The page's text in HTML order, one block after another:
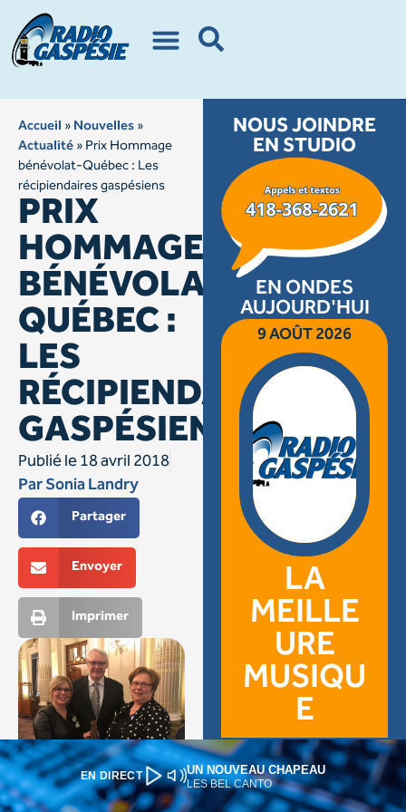
EN DIRECT UN NOUVEAU CHAPEAU
LES BEL CANTO